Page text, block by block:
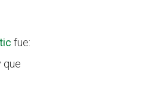
fue:
que